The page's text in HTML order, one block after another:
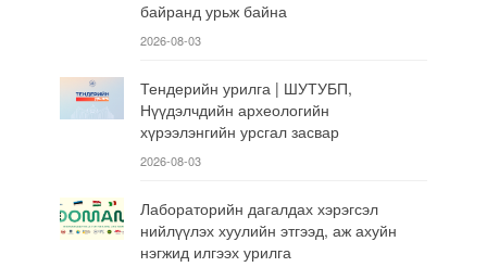
байранд урьж байна
2026-08-03
Тендерийн урилга | ШУТУБП,
Нүүдэлчдийн археологийн
хүрээлэнгийн урсгал засвар
2026-08-03
Лабораторийн дагалдах хэрэгсэл
нийлүүлэх хуулийн этгээд, аж ахуйн
нэгжид илгээх урилга